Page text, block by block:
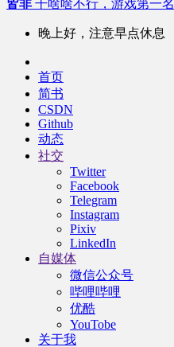
皆非 干啥啥不行，游戏第一名
晚上好，注意早点休息
首页
简书
CSDN
Github
动态
社交
Twitter
Facebook
Telegram
Instagram
Pixiv
LinkedIn
自媒体
微信公众号
哔哩哔哩
优酷
YouTobe
关于我